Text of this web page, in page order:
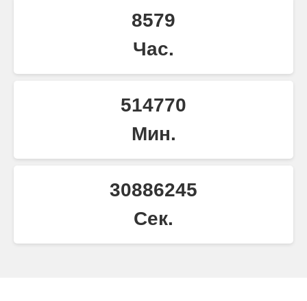
8579
Час.
514770
Мин.
30886245
Сек.